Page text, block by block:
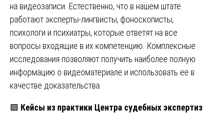
на видеозаписи. Естественно, что в нашем штате
работают эксперты-лингвисты, фоноскописты,
психологи и психиатры, которые ответят на все
вопросы входящие в их компетенцию. Комплексные
исследования позволяют получить наиболее полную
информацию о видеоматериале и использовать ее в
качестве доказательства.
🟩 Кейсы из практики Центра судебных экспертиз